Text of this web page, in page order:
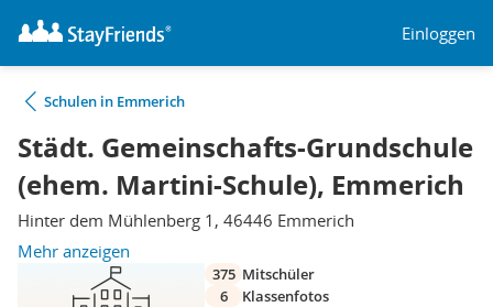
Einloggen
Schulen in Emmerich
Städt. Gemeinschafts-Grundschule
(ehem. Martini-Schule), Emmerich
Hinter dem Mühlenberg 1, 46446 Emmerich
Mehr anzeigen
375 Mitschüler
6
Klassenfotos